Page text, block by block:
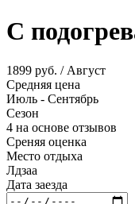
С
1899 руб. / Август
Средняя цена
Июль - Сентябрь
Сезон
4 на основе отзывов
Среняя оценка
Место отдыха
Лдзаа
Дата заезда